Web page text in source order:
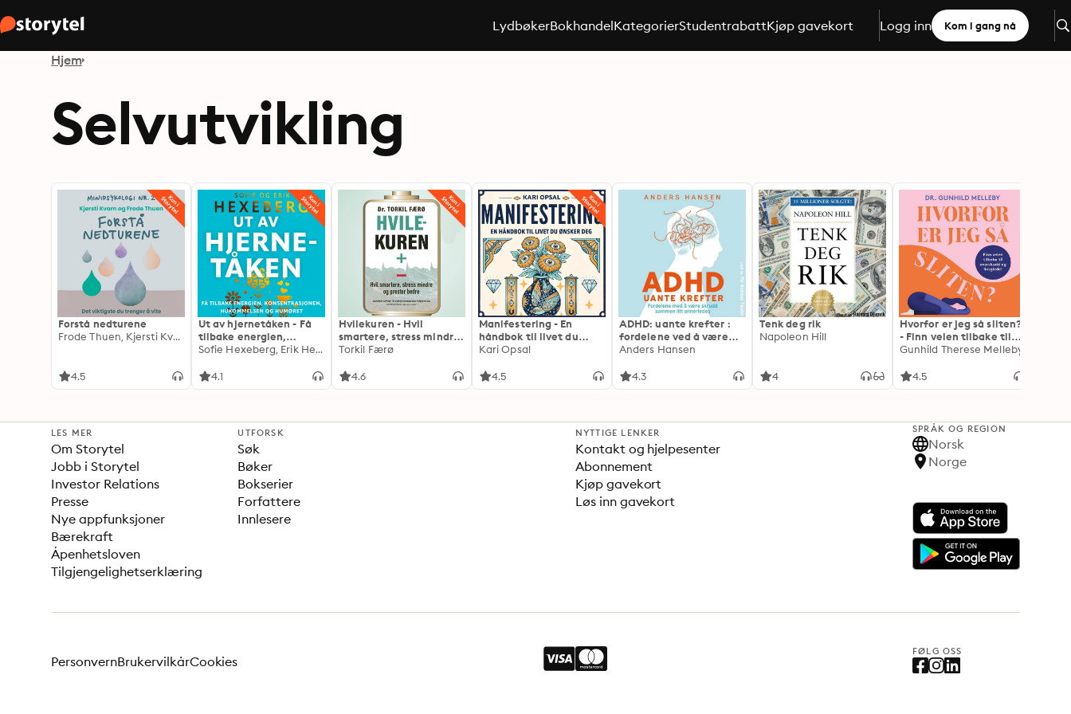
LydbøkerBokhandelKategorierStudentrabattKjøp gavekort Logg inn Kom i gang nå
Hjem
Selvutvikling
Forstå nedturene
Frode Thuen, Kjersti Kvam
4.5
Ut av hjernetåken - Få
tilbake energien,
konsentrasjonen,
humøret
Sofie Hexeberg, Erik Hexeberg
4.1
Hvilekuren - Hvil
smartere, stress mindre
og prester bedre
Torkil Færø
4.6
Manifestering - En
håndbok til livet du
ønsker deg
Kari Opsal
4.5
ADHD: uante krefter :
fordelene ved å være
skrudd sammen litt
Anders Hansen
4.3
Tenk deg rik
Napoleon Hill
4
Hvorfor er jeg så sliten?
- Finn veien tilbake til
overskudd og livsglede
Gunhild Therese Melleby
4.5
LES MER
Om Storytel
Jobb i Storytel
Investor Relations
Presse
Nye appfunksjoner
Bærekraft
Åpenhetsloven
Tilgjengelighetserklæring
UTFORSK
Søk
Bøker
Bokserier
Forfattere
Innlesere
NYTTIGE LENKER
Kontakt og hjelpesenter
Abonnement
Kjøp gavekort
Løs inn gavekort
SPRÅK OG REGION
Norsk
Norge
FØLG OSS
PersonvernBrukervilkårCookies